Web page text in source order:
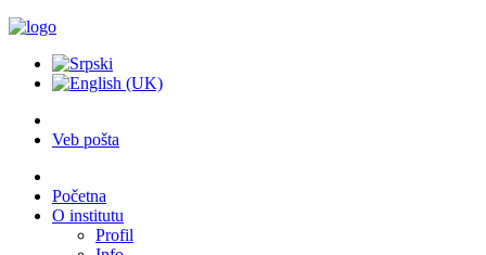
Veb pošta
Početna
O institutu
Profil